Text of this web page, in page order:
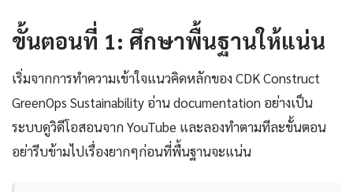
ขั้นตอนที่ 1: ศึกษาพื้นฐานให้แน่น
เริ่มจากการทำความเข้าใจแนวคิดหลักของ CDK Construct
GreenOps Sustainability อ่าน documentation อย่างเป็น
ระบบดูวิดีโอสอนจาก YouTube และลองทำตามทีละขั้นตอน
อย่ารีบข้ามไปเรื่องยากๆก่อนที่พื้นฐานจะแน่น